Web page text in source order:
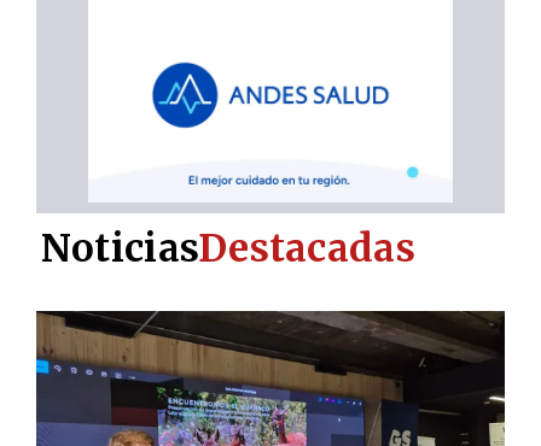
NoticiasDestacadas